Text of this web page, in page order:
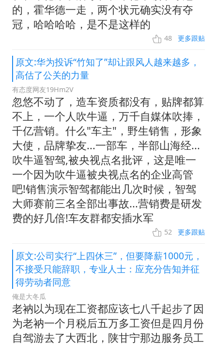
的，霍华德一走，两个状元确实没有夺
冠，哈哈哈哈，是不是这样的
48 更多跟贴
原文:华为投诉“竹知了”却让跟风人越来越多，
高估了公关的力量
有态度网友19Hm2V
忽悠不动了，造车资质都没有，贴牌都算
不上，一个人吹牛逼，万千自媒体吹捧，
千亿营销。什么"车主"，野生销售，形象
大使，品牌挚友...一部车，半部山海经...
吹牛逼智驾,被央视点名批评，这是唯一
一个因为吹牛逼被央视点名的企业高管
吧!销售演示智驾都能出几次时候，智驾
大师赛前三名全部出事故...营销费是研发
费的好几倍!车友群都安插水军
52 更多跟贴
原文:公司实行“上四休三”，但要降薪1000元，
不接受只能辞职，专业人士：应充分告知并征
得劳动者同意
俺是大冬瓜
老衲以为现在工资都应该七八千起步了因
为老衲一个月税后五万多工资但是四月份
自驾游去了大西北，陕甘宁那边服务员工